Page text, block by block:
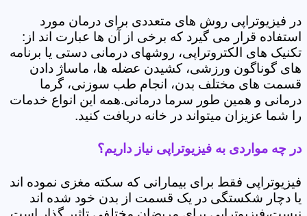
در فیزیوتراپی روش های متعددی برای درمان مورد
استفاده قرار می گیرد که برخی از آن ها عبارت اند از:
تکنیک های الکتروتراپی، روشهای درمانی دستی یا برنامه
های گوناگون ورزشی، کشیدن عضله ها، ماساژ دادن
قسمت های مختلف بدن، انجام طب سوزنی، گرما
درمانی و همین طور سرما درمانی.همه این انواع خدمات
را شما عزیزان میتواند در خانه دریافت کنید.
در چه مواردی به فیزیوتراپی نیاز داریم؟
فیزیوتراپی فقط برای بیمارانی که سکته مغزی نموده اند
یا دچار شکستگی در یک قسمت از بدن خود شده اند